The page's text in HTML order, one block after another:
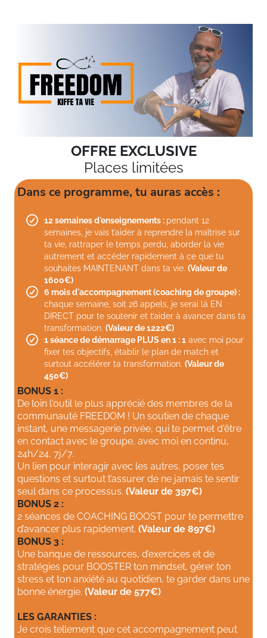
OFFRE EXCLUSIVE
Places limitées
Dans ce programme, tu auras accès :
12 semaines d'enseignements : pendant 12
semaines, je vais t’aider à reprendre la maîtrise sur
ta vie, rattraper le temps perdu, aborder la vie
autrement et accéder rapidement à ce que tu
souhaites MAINTENANT dans ta vie. (Valeur de
1600€)
6 mois d'accompagnement (coaching de groupe) :
chaque semaine, soit 26 appels, je serai là EN
DIRECT pour te soutenir et t’aider à avancer dans ta
transformation. (Valeur de 1222€)
1 séance de démarrage PLUS en 1 : 1 avec moi pour
fixer tes objectifs, établir le plan de match et
surtout accélérer ta transformation. (Valeur de
450€)
BONUS 1 :
De loin l'outil le plus apprécié des membres de la
communauté FREEDOM ! Un soutien de chaque
instant, une messagerie privée, qui te permet d'être
en contact avec le groupe, avec moi en continu,
24h/24, 7j/7.
Un lien pour interagir avec les autres, poser tes
questions et surtout t’assurer de ne jamais te sentir
seul dans ce processus. (Valeur de 397€)
BONUS 2 :
2 séances de COACHING BOOST pour te permettre
d’avancer plus rapidement. (Valeur de 897€)
BONUS 3 :
Une banque de ressources, d’exercices et de
stratégies pour BOOSTER ton mindset, gérer ton
stress et ton anxiété au quotidien, te garder dans une
bonne énergie. (Valeur de 577€)
LES GARANTIES :
Je crois tellement que cet accompagnement peut